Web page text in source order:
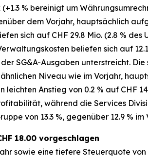
% bereinigt um
dem Vorjahr, hauptsächlich
sich auf CHF 29.8 Mio. (2.8 %
beliefen sich auf
SG&A-Ausgaben unterstreicht.
Niveau wie im Vorjahr,
Anstieg von 0.2 % auf CHF
während die Services
von 13.3 %, gegenüber 12.9 % im
18.00 vorgeschlagen
sowie eine tiefere Steuerquote von